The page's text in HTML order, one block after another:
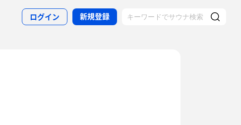
ログイン 新規登録